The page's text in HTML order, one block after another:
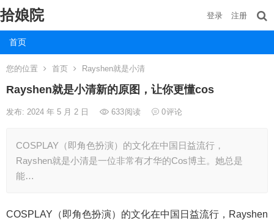
拾娘院
首页
登录 注册
您的位置 首页 Rayshen就是小清
Rayshen就是小清新的原图，让你更懂cos
发布: 2024 年 5 月 2 日 633阅读 0评论
COSPLAY（即角色扮演）的文化在中国日益流行，
Rayshen就是小清是一位非常有才华的Cos博主。她总是
能…
COSPLAY（即角色扮演）的文化在中国日益流行，Rayshen